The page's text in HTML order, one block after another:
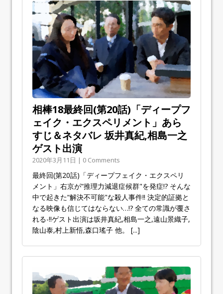
相棒18最終回(第20話)「ディープフ
ェイク・エクスペリメント」あら
すじ＆ネタバレ 坂井真紀,相島一之
ゲスト出演
2020年3月11日 | 0 Comments
最終回(第20話)「ディープフェイク・エクスペリ
メント」右京が“推理力減退症候群"を発症!? そんな
中で起きた“解決不可能"な殺人事件!! 決定的証拠と
なる映像も信じてはならない…!? 全ての常識が覆さ
れる-!!ゲスト出演は坂井真紀,相島一之,遠山景織子,
陰山泰,村上新悟,森口瑤子 他。 [...]